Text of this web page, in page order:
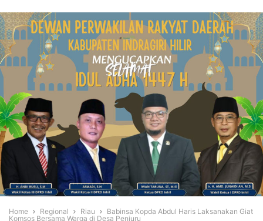
Home Regional Riau
Babinsa Kopda Abdul Haris Laksanakan Giat
Komsos Bersama Warga di Desa Penjuru